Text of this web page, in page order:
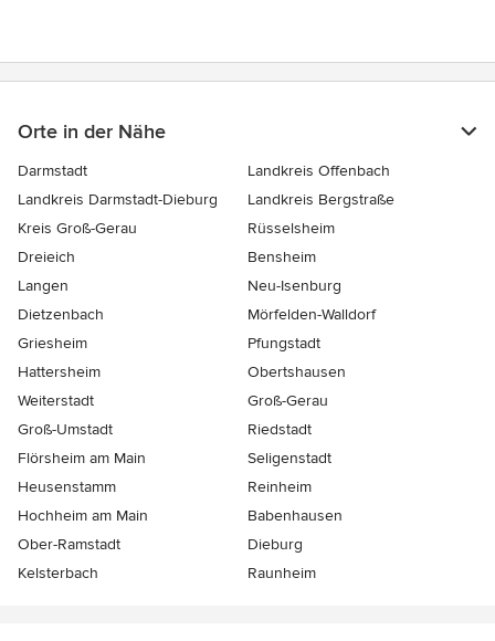
Orte in der Nähe
Darmstadt
Landkreis Offenbach
Landkreis Darmstadt-Dieburg
Landkreis Bergstraße
Kreis Groß-Gerau
Rüsselsheim
Dreieich
Bensheim
Langen
Neu-Isenburg
Dietzenbach
Mörfelden-Walldorf
Griesheim
Pfungstadt
Hattersheim
Obertshausen
Weiterstadt
Groß-Gerau
Groß-Umstadt
Riedstadt
Flörsheim am Main
Seligenstadt
Heusenstamm
Reinheim
Hochheim am Main
Babenhausen
Ober-Ramstadt
Dieburg
Kelsterbach
Raunheim